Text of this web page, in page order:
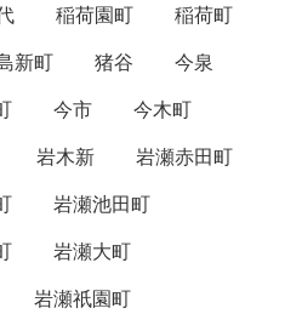
稲荷園町
稲荷町
新町 猪谷
今泉
今市
今木町
岩木新
岩瀬赤田町
岩瀬池田町
岩瀬大町
岩瀬祇園町